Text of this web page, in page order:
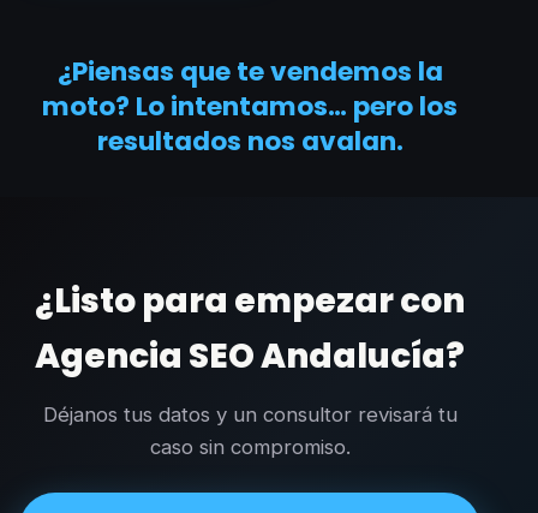
¿Piensas que te vendemos la
moto? Lo intentamos… pero los
resultados nos avalan.
¿Listo para empezar con
Agencia SEO Andalucía?
Déjanos tus datos y un consultor revisará tu
caso sin compromiso.